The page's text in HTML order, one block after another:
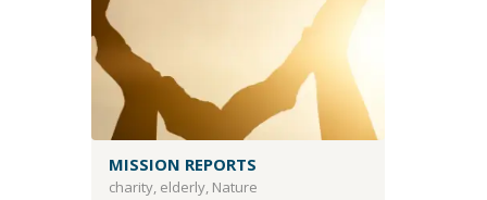
MISSION REPORTS
charity, elderly, Nature